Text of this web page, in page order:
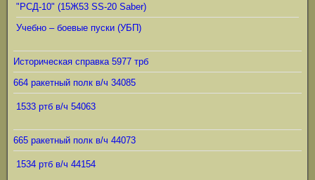
"РСД-10" (15Ж53 SS-20 Saber)
Учебно – боевые пуски (УБП)
Историческая справка 5977 трб
664 ракетный полк в/ч 34085
1533 ртб в/ч 54063
665 ракетный полк в/ч 44073
1534 ртб в/ч 44154